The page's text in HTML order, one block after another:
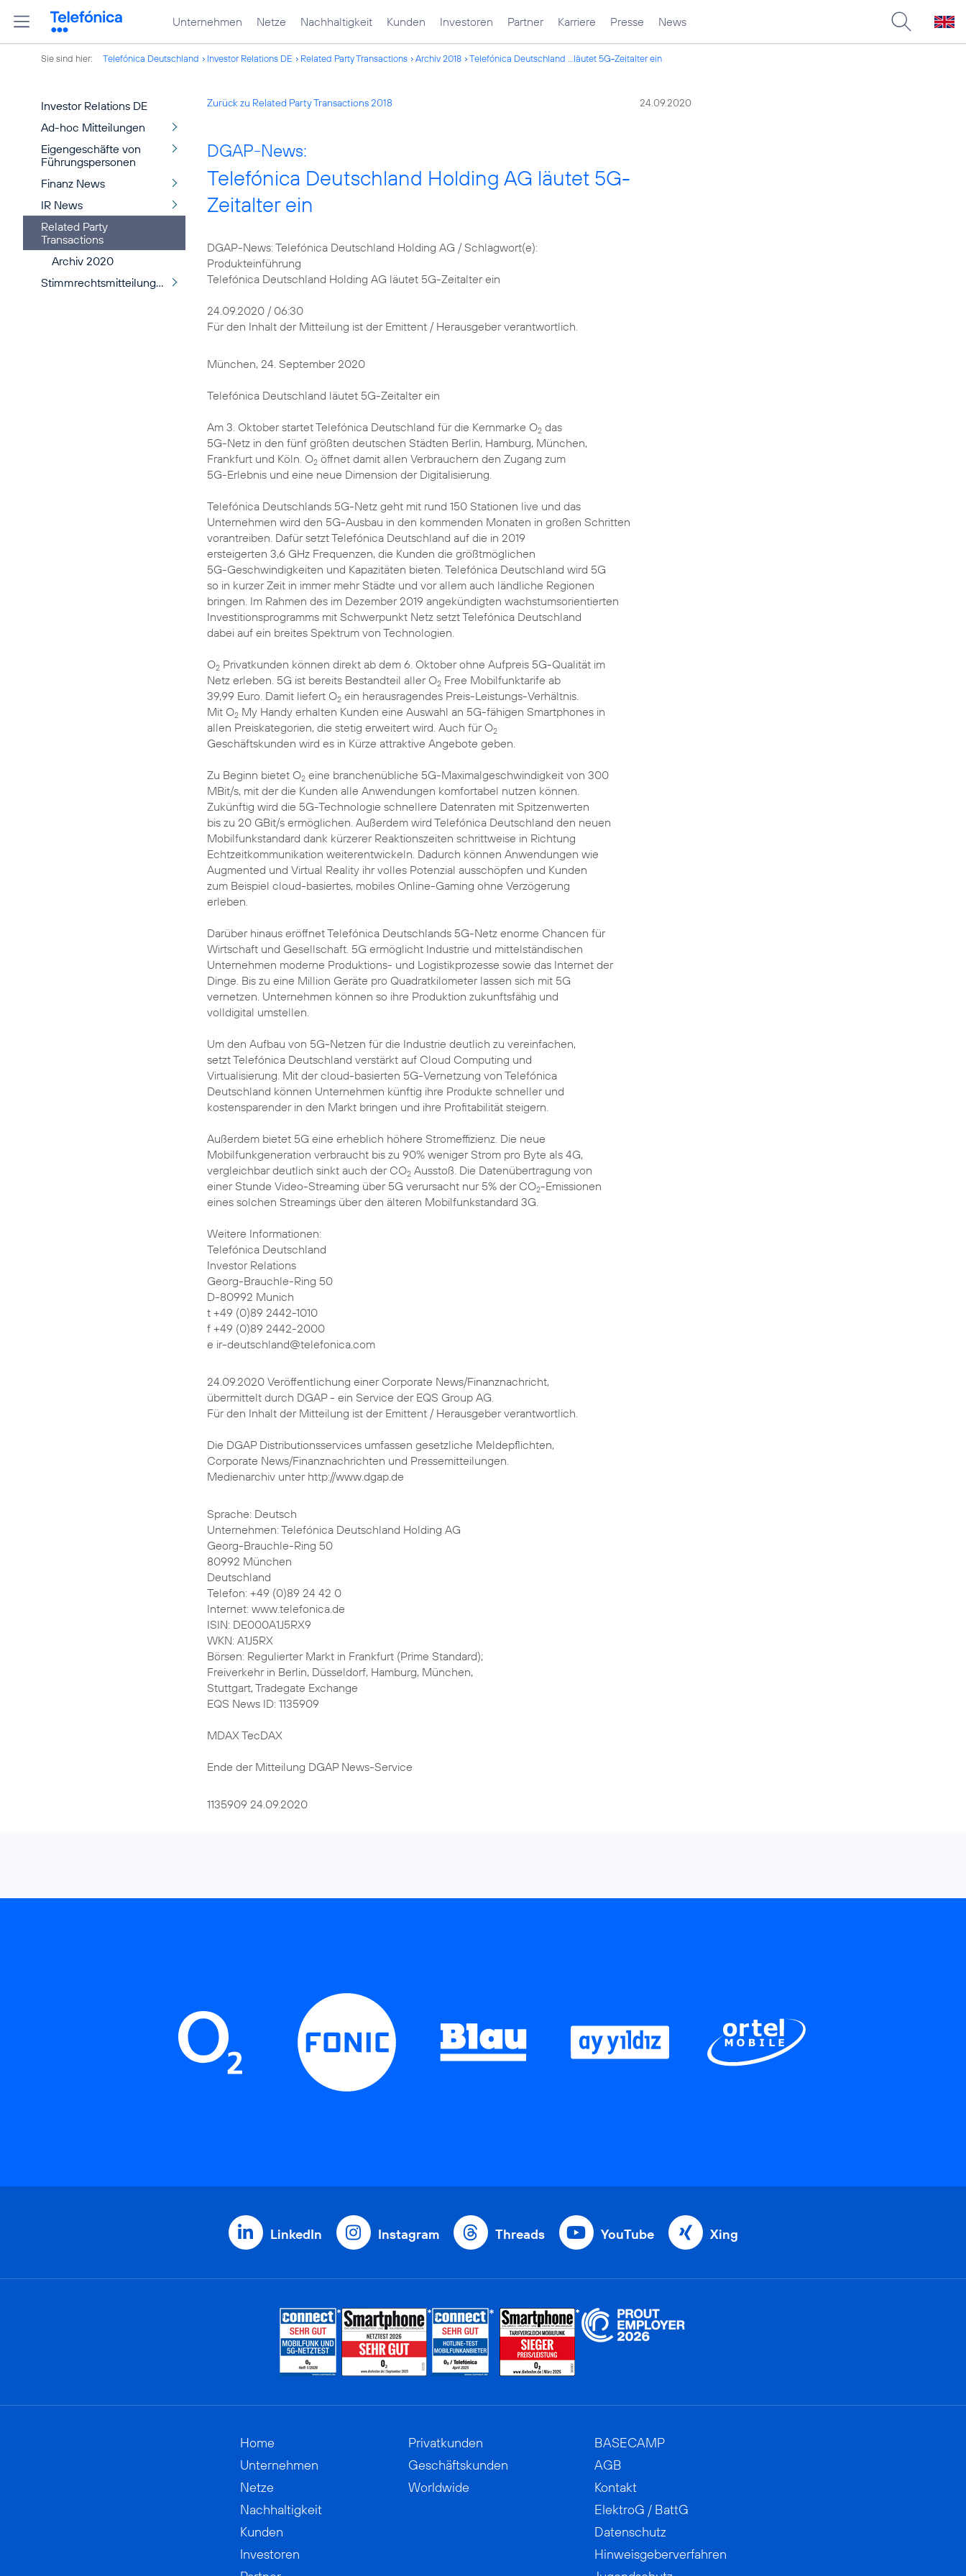
Unternehmen Netze Nachhaltigkeit Kunden Investoren Partner Karriere Presse News
Sie sind hier: Telefónica Deutschland Investor Relations DE Related Party Transactions Archiv 2018 Telefónica Deutschland ...läutet 5G-Zeitalter ein
Investor Relations DE
Ad-hoc Mitteilungen
Eigengeschäfte von
Führungspersonen
Finanz News
IR News
Related Party
Transactions
Archiv 2020
Stimmrechtsmitteilungen
Zurück zu Related Party Transactions 2018 24.09.2020
DGAP-News:
Telefónica Deutschland Holding AG läutet 5G-
Zeitalter ein
DGAP-News: Telefónica Deutschland Holding AG / Schlagwort(e):
Produkteinführung
Telefónica Deutschland Holding AG läutet 5G-Zeitalter ein
24.09.2020 / 06:30
Für den Inhalt der Mitteilung ist der Emittent / Herausgeber verantwortlich.
München, 24. September 2020
Telefónica Deutschland läutet 5G-Zeitalter ein
Am 3. Oktober startet Telefónica Deutschland für die Kernmarke O2 das
5G-Netz in den fünf größten deutschen Städten Berlin, Hamburg, München,
Frankfurt und Köln. O2 öffnet damit allen Verbrauchern den Zugang zum
5G-Erlebnis und eine neue Dimension der Digitalisierung.
Telefónica Deutschlands 5G-Netz geht mit rund 150 Stationen live und das
Unternehmen wird den 5G-Ausbau in den kommenden Monaten in großen Schritten
vorantreiben. Dafür setzt Telefónica Deutschland auf die in 2019
ersteigerten 3,6 GHz Frequenzen, die Kunden die größtmöglichen
5G-Geschwindigkeiten und Kapazitäten bieten. Telefónica Deutschland wird 5G
so in kurzer Zeit in immer mehr Städte und vor allem auch ländliche Regionen
bringen. Im Rahmen des im Dezember 2019 angekündigten wachstumsorientierten
Investitionsprogramms mit Schwerpunkt Netz setzt Telefónica Deutschland
dabei auf ein breites Spektrum von Technologien.
O2 Privatkunden können direkt ab dem 6. Oktober ohne Aufpreis 5G-Qualität im
Netz erleben. 5G ist bereits Bestandteil aller O2 Free Mobilfunktarife ab
39,99 Euro. Damit liefert O2 ein herausragendes Preis-Leistungs-Verhältnis.
Mit O2 My Handy erhalten Kunden eine Auswahl an 5G-fähigen Smartphones in
allen Preiskategorien, die stetig erweitert wird. Auch für O2
Geschäftskunden wird es in Kürze attraktive Angebote geben.
Zu Beginn bietet O2 eine branchenübliche 5G-Maximalgeschwindigkeit von 300
MBit/s, mit der die Kunden alle Anwendungen komfortabel nutzen können.
Zukünftig wird die 5G-Technologie schnellere Datenraten mit Spitzenwerten
bis zu 20 GBit/s ermöglichen. Außerdem wird Telefónica Deutschland den neuen
Mobilfunkstandard dank kürzerer Reaktionszeiten schrittweise in Richtung
Echtzeitkommunikation weiterentwickeln. Dadurch können Anwendungen wie
Augmented und Virtual Reality ihr volles Potenzial ausschöpfen und Kunden
zum Beispiel cloud-basiertes, mobiles Online-Gaming ohne Verzögerung
erleben.
Darüber hinaus eröffnet Telefónica Deutschlands 5G-Netz enorme Chancen für
Wirtschaft und Gesellschaft. 5G ermöglicht Industrie und mittelständischen
Unternehmen moderne Produktions- und Logistikprozesse sowie das Internet der
Dinge. Bis zu eine Million Geräte pro Quadratkilometer lassen sich mit 5G
vernetzen. Unternehmen können so ihre Produktion zukunftsfähig und
volldigital umstellen.
Um den Aufbau von 5G-Netzen für die Industrie deutlich zu vereinfachen,
setzt Telefónica Deutschland verstärkt auf Cloud Computing und
Virtualisierung. Mit der cloud-basierten 5G-Vernetzung von Telefónica
Deutschland können Unternehmen künftig ihre Produkte schneller und
kostensparender in den Markt bringen und ihre Profitabilität steigern.
Außerdem bietet 5G eine erheblich höhere Stromeffizienz. Die neue
Mobilfunkgeneration verbraucht bis zu 90% weniger Strom pro Byte als 4G,
vergleichbar deutlich sinkt auch der CO2 Ausstoß. Die Datenübertragung von
einer Stunde Video-Streaming über 5G verursacht nur 5% der CO2-Emissionen
eines solchen Streamings über den älteren Mobilfunkstandard 3G.
Weitere Informationen:
Telefónica Deutschland
Investor Relations
Georg-Brauchle-Ring 50
D-80992 Munich
t +49 (0)89 2442-1010
f +49 (0)89 2442-2000
e ir-deutschland@telefonica.com
24.09.2020 Veröffentlichung einer Corporate News/Finanznachricht,
übermittelt durch DGAP - ein Service der EQS Group AG.
Für den Inhalt der Mitteilung ist der Emittent / Herausgeber verantwortlich.
Die DGAP Distributionsservices umfassen gesetzliche Meldepflichten,
Corporate News/Finanznachrichten und Pressemitteilungen.
Medienarchiv unter http://www.dgap.de
Sprache: Deutsch
Unternehmen: Telefónica Deutschland Holding AG
Georg-Brauchle-Ring 50
80992 München
Deutschland
Telefon: +49 (0)89 24 42 0
Internet: www.telefonica.de
ISIN: DE000A1J5RX9
WKN: A1J5RX
Börsen: Regulierter Markt in Frankfurt (Prime Standard);
Freiverkehr in Berlin, Düsseldorf, Hamburg, München,
Stuttgart, Tradegate Exchange
EQS News ID: 1135909
MDAX TecDAX
Ende der Mitteilung DGAP News-Service
1135909 24.09.2020
LinkedIn Instagram Threads YouTube Xing
Home
Unternehmen
Netze
Nachhaltigkeit
Kunden
Investoren
Privatkunden
Geschäftskunden
Worldwide
BASECAMP
AGB
Kontakt
ElektroG / BattG
Datenschutz
Hinweisgeberverfahren